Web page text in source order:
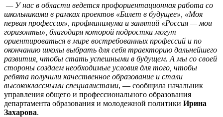
— У нас в области ведется профориентационная работа со
школьниками в рамках проектов «Билет в будущее», «Моя
первая профессия», профминимума и занятий «Россия — мои
горизонты», благодаря которой подростки могут
ориентироваться в мире востребованных профессий и по
окончанию школы выбрать для себя траекторию дальнейшего
развития, чтобы стать успешными в будущем. А мы со своей
стороны создаем необходимые условия для того, чтобы
ребята получили качественное образование и стали
высококлассными специалистами, — сообщила начальник
управления общего и профессионального образования
департамента образования и молодежной политики Ирина
Захарова.